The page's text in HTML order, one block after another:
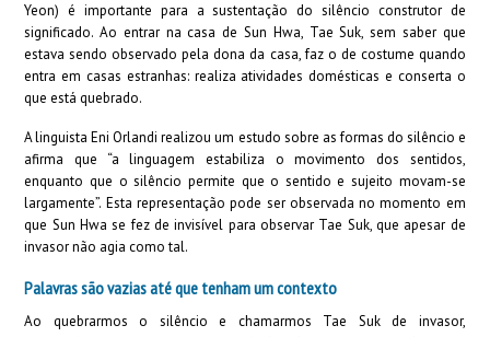
Yeon) é importante para a sustentação do silêncio construtor de
significado. Ao entrar na casa de Sun Hwa, Tae Suk, sem saber que
estava sendo observado pela dona da casa, faz o de costume quando
entra em casas estranhas: realiza atividades domésticas e conserta o
que está quebrado.
A linguista Eni Orlandi realizou um estudo sobre as formas do silêncio e
afirma que “a linguagem estabiliza o movimento dos sentidos,
enquanto que o silêncio permite que o sentido e sujeito movam-se
largamente”. Esta representação pode ser observada no momento em
que Sun Hwa se fez de invisível para observar Tae Suk, que apesar de
invasor não agia como tal.
Palavras são vazias até que tenham um contexto
Ao quebrarmos o silêncio e chamarmos Tae Suk de invasor,